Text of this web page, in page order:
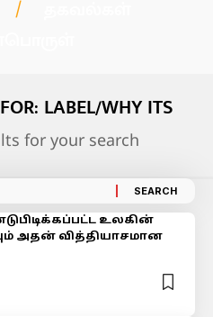
LABEL/WHY ITS
for your search
உலகின்
அதன் வித்தியாசமான